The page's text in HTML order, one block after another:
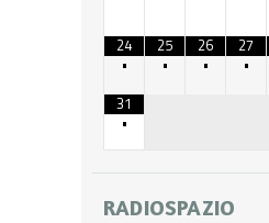
24
•
25
•
26
•
27
•
31
•
RADIOSPAZIO